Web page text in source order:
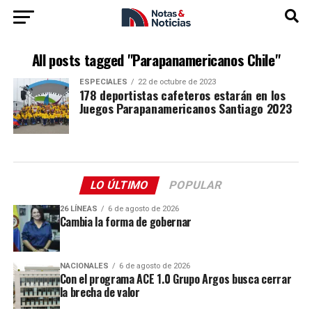
All posts tagged "Parapanamericanos Chile"
ESPECIALES 22 de octubre de 2023
178 deportistas cafeteros estarán en los
Juegos Parapanamericanos Santiago 2023
LO ÚLTIMO POPULAR
26 LÍNEAS 6 de agosto de 2026
Cambia la forma de gobernar
NACIONALES 6 de agosto de 2026
Con el programa ACE 1.0 Grupo Argos busca cerrar
la brecha de valor